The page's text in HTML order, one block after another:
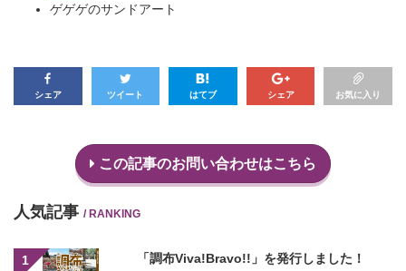
ゲゲゲのサンドアート
シェア ツイート はてブ シェア お気に入り
この記事のお問い合わせはこちら
人気記事 / RANKING
1 「調布Viva!Bravo!!」を発行しました！